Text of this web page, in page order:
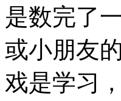
是数完了
或小朋友
戏是学习